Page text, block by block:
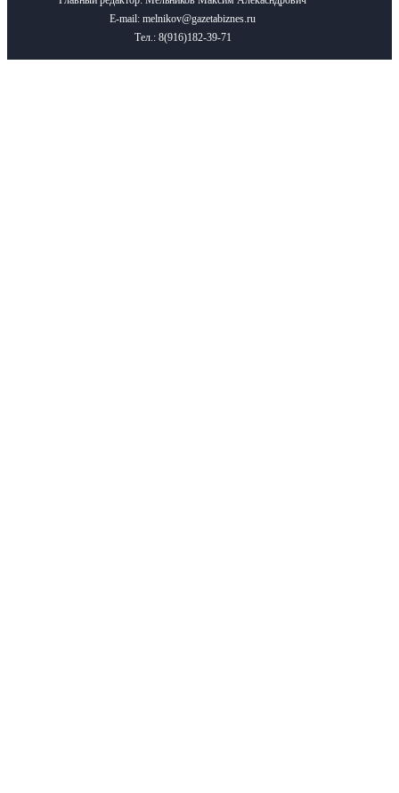
E-mail: melnikov@gazetabiznes.ru
Тел.: 8(916)182-39-71